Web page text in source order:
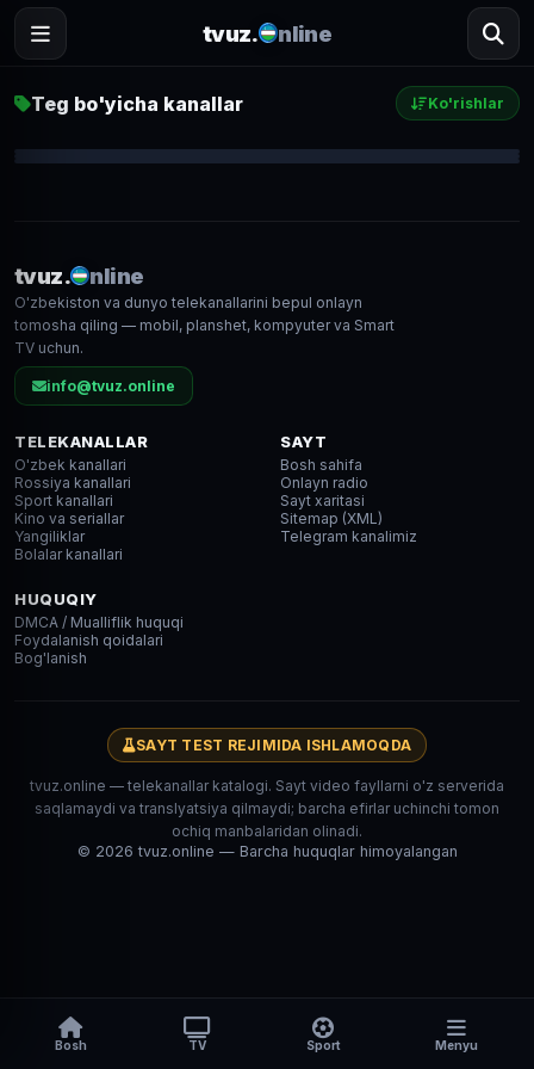
tvuz. nline
Teg bo'yicha kanallar Ko'rishlar
SD
Россия 1
Россия 24
HD
Первый канал
tvuz. nline
O'zbekiston va dunyo telekanallarini bepul onlayn
tomosha qiling — mobil, planshet, kompyuter va Smart
TV uchun.
info@tvuz.online
TELEKANALLAR
O'zbek kanallari
Rossiya kanallari
Sport kanallari
Kino va seriallar
Yangiliklar
Bolalar kanallari
SAYT
Bosh sahifa
Onlayn radio
Sayt xaritasi
Sitemap (XML)
Telegram kanalimiz
HUQUQIY
DMCA / Mualliflik huquqi
Foydalanish qoidalari
Bog'lanish
SAYT TEST REJIMIDA ISHLAMOQDA
tvuz.online — telekanallar katalogi. Sayt video fayllarni o'z serverida
saqlamaydi va translyatsiya qilmaydi; barcha efirlar uchinchi tomon
ochiq manbalaridan olinadi.
© 2026 tvuz.online — Barcha huquqlar himoyalangan
Bosh TV Sport Menyu